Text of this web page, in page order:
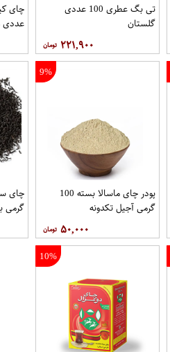
تی بگ عطری 100 عددی
گلستان
۲۲۱,۹۰۰
عددی
9%
پودر چای ماسالا بسته 100
گرمی آجیل تکدونه
۵۰,۰۰۰
گرمی
10%